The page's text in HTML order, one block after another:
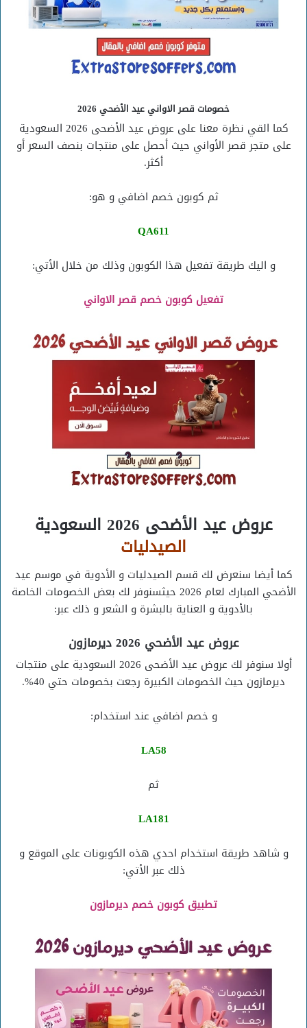
خصومات قصر الاواني عيد الأضحي 2026
كما القي نظرة معنا على عروض عيد الأضحى 2026 السعودية
على متجر قصر الأواني حيث أحصل على منتجات بنصف السعر أو
أكثر.
ثم كوبون خصم اضافي و هو:
QA611
و اليك طريقة تفعيل هذا الكوبون وذلك من خلال الأتي:
تفعيل كوبون خصم قصر الاواني
عروض عيد الأضحى 2026 السعودية
الصيدليات
كما أيضا سنعرض لك قسم الصيدليات و الأدوية في موسم عيد
الأضحي المبارك لعام 2026 حيثسنوفر لك بعض الخصومات الخاصة
بالأدوية و العناية بالبشرة و الشعر و ذلك عبر:
عروض عيد الأضحي 2026 ديرمازون
أولا سنوفر لك عروض عيد الأضحى 2026 السعودية على منتجات
ديرمازون حيث الخصومات الكبيرة رجعت بخصومات حتي 40%.
و خصم اضافي عند استخدام:
LA58
ثم
LA181
و شاهد طريقة استخدام احدي هذه الكوبونات على الموقع و
ذلك عبر الأتي:
تطبيق كوبون خصم ديرمازون